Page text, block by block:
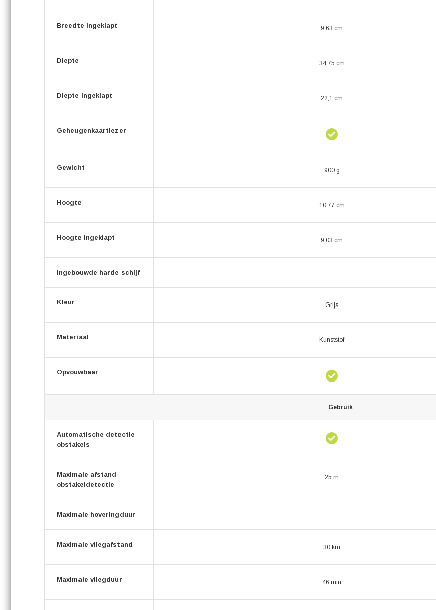
Breedte ingeklapt 9,63 cm
Diepte 34,75 cm
Diepte ingeklapt 22,1 cm
Geheugenkaartlezer
Gewicht 900 g
Hoogte 10,77 cm
Hoogte ingeklapt 9,03 cm
Ingebouwde harde schijf
Kleur Grijs
Materiaal Kunststof
Opvouwbaar
Gebruik
Automatische detectie
obstakels
Maximale afstand
obstakeldetectie
25 m
Maximale hoveringduur
Maximale vliegafstand 30 km
Maximale vliegduur 46 min